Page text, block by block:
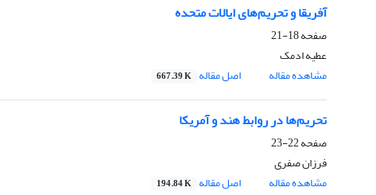
آفریقا و تحریم‌های ایالات متحده
صفحه18-21
عطیه ادمک
مشاهده مقاله
اصل مقاله 667.39 K
تحریم‌ها در روابط هند و آمریکا
صفحه22-23
فرزان صفری
مشاهده مقاله
اصل مقاله 194.84 K